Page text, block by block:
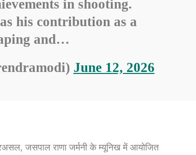
in shooting.
his contribution as a
and…
June 12, 2026
जसपाल राणा जर्मनी के म्यूनिख में आयोजित